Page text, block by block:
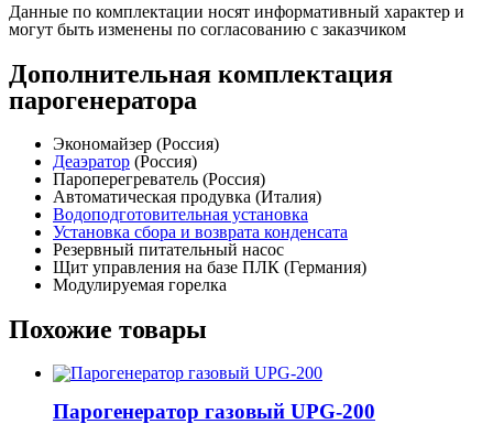
Данные по комплектации носят информативный характер и
могут быть изменены по согласованию с заказчиком
Дополнительная комплектация
парогенератора
Экономайзер (Россия)
Деаэратор (Россия)
Пароперегреватель (Россия)
Автоматическая продувка (Италия)
Водоподготовительная установка
Установка сбора и возврата конденсата
Резервный питательный насос
Щит управления на базе ПЛК (Германия)
Модулируемая горелка
Похожие товары
Парогенератор газовый UPG-200